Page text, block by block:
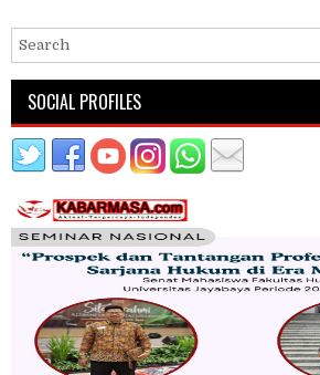
SOCIAL PROFILES